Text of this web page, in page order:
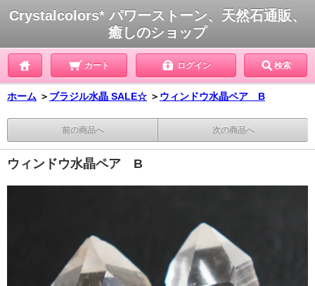
Crystalcolors* パワーストーン、天然石通販、
癒しのショップ
カート ログイン 検索
ホーム ＞ ブラジル水晶 SALE☆ ＞ ウィンドウ水晶ペア B
前の商品へ 次の商品へ
ウィンドウ水晶ペア B